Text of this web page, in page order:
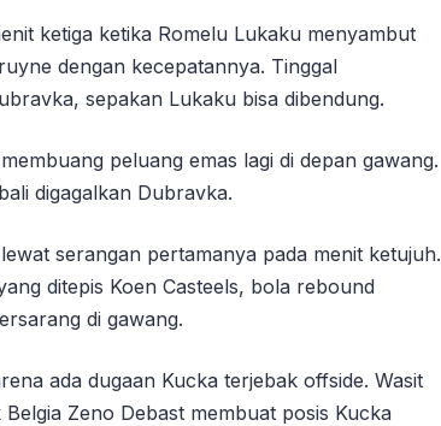
ketiga ketika Romelu Lukaku menyambut
dengan kecepatannya. Tinggal
sepakan Lukaku bisa dibendung.
peluang emas lagi di depan gawang.
digagalkan Dubravka.
serangan pertamanya pada menit ketujuh.
ditepis Koen Casteels, bola rebound
di gawang.
ada dugaan Kucka terjebak offside. Wasit
Zeno Debast membuat posis Kucka